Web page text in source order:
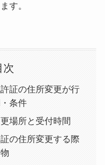
す。
次
証の住所変更が行
条件
場所と受付時間
の住所変更する際